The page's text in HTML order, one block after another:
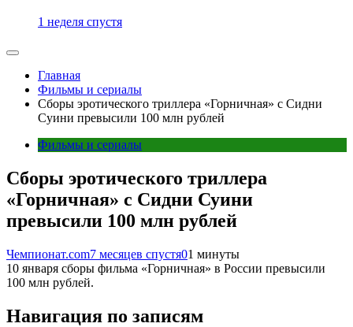
1 неделя спустя
Главная
Фильмы и сериалы
Сборы эротического триллера «Горничная» с Сидни
Суини превысили 100 млн рублей
Фильмы и сериалы
Сборы эротического триллера
«Горничная» с Сидни Суини
превысили 100 млн рублей
Чемпионат.com7 месяцев спустя01 минуты
10 января сборы фильма «Горничная» в России превысили
100 млн рублей.
Навигация по записям